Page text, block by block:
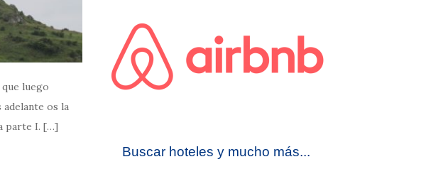
luego
adelante os la
parte I. […]
Buscar hoteles y mucho más...